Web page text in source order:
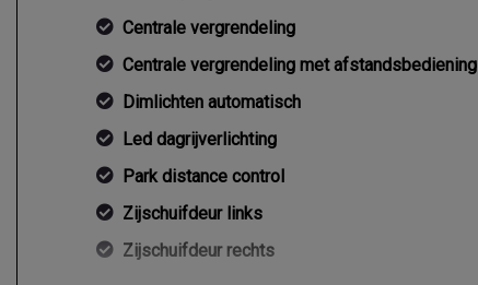
Centrale vergrendeling
Centrale vergrendeling met afstandsbediening
Dimlichten automatisch
Led dagrijverlichting
Park distance control
Zijschuifdeur links
Zijschuifdeur rechts